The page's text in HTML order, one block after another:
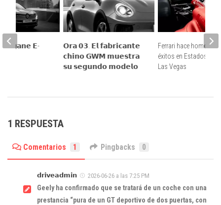
𝗢𝗿𝗮 𝟬𝟯. 𝗘𝗹 𝗳𝗮𝗯𝗿𝗶𝗰𝗮𝗻𝘁𝗲
𝗰𝗵𝗶𝗻𝗼 𝗚𝗪𝗠 𝗺𝘂𝗲𝘀𝘁𝗿𝗮
𝘀𝘂 𝘀𝗲𝗴𝘂𝗻𝗱𝗼 𝗺𝗼𝗱𝗲𝗹𝗼
Ferrari hace homenaje
éxitos en Estados
Las Vegas
𝗠𝗲𝗴𝗮𝗻𝗲 𝗘-
1 RESPUESTA
Comentarios 1 Pingbacks 0
𝗱𝗿𝗶𝘃𝗲𝗮𝗱𝗺𝗶𝗻 2026-06-26 a las 7:25 PM
Geely ha confirmado que se tratará de un coche con una
prestancia “pura de un GT deportivo de dos puertas, con